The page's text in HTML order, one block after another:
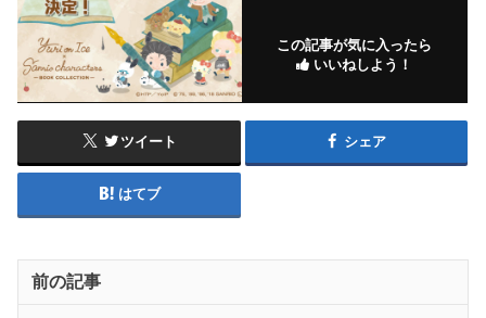
この記事が気に入ったら
いいねしよう！
ツイート シェア
はてブ
前の記事